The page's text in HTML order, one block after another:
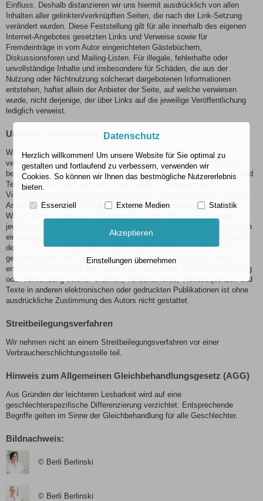
Einfluss. Deshalb distanzieren wir uns hiermit ausdrücklich von allen
Inhalten aller gelinkten/verknüpften Seiten, die nach der Link-Setzung
verändert wurden. Diese Feststellung gilt für alle innerhalb des eigenen
Internet-Angebotes gesetzten Links und Verweise sowie für
Fremdeinträge in vom Autor eingerichteten Gästebüchern,
Diskussionsforen und Mailing-Listen. Für illegale, fehlerhafte oder
unvollständige Inhalte und insbesondere für Schäden, die aus der
Nutzung oder Nichtnutzung solcherart dargebotenen Informationen
entstehen, haftet allein der Anbieter der Seite, auf welche verwiesen
wurde, nicht derjenige, der über Links auf die jeweilige Veröffentlichung
lediglich verweist.
Urheber- und Kennzeichenrecht
Wir sind bestrebt, in allen Publikationen die Urheberrechte der
verwendeten Grafiken, Tondokumente, Videosequenzen und Texte zu
beachten, selbst erstellte Grafiken, Tondokumente, Videosequenzen und
Texte zu nutzen oder auf lizenzfreie Grafiken, Tondokumente,
Videosequenzen und Texte zurückzugreifen. Alle innerhalb des Internet-
Angebotes genannten und ggf. durch Dritte geschützten Marken- und
Warenzeichen unterliegen uneingeschränkt den Bestimmungen des
jeweils gültigen Kennzeichenrechts und den Besitzrechten der jeweiligen
eingetragenen Eigentümer. Allein aufgrund der bloßen Nennung ist nicht
der Schluss zu ziehen, dass Markenzeichen nicht durch Rechte Dritter
geschützt sind! Das Copyright für veröffentlichte, vom Autor selbst
erstellte Objekte bleibt allein beim Autor der Seiten. Eine Vervielfältigung
oder Verwendung solcher Grafiken, Tondokumente, Videosequenzen und
Texte in anderen elektronischen oder gedruckten Publikationen ist ohne
ausdrückliche Zustimmung des Autors nicht gestattet.
Streitbeilegungsverfahren
Wir nehmen nicht an einem Streitbeilegungsverfahren vor einer
Verbraucherschlichtungsstelle teil.
Hinweis zum Allgemeinen Gleichbehandlungsgesetz (AGG)
Aus Gründen der leichteren Lesbarkeit wird auf eine
geschlechterspezifische Differenzierung verzichtet. Entsprechende
Begriffe gelten im Sinne der Gleichbehandlung für alle Geschlechter.
Bildnachweis:
© Berli Berlinski
© Berli Berlinski
Datenschutz
Herzlich willkommen! Um unsere Website für Sie optimal zu
gestalten und fortlaufend zu verbessern, verwenden wir
Cookies. So können wir Ihnen das bestmögliche Nutzererlebnis
bieten.
Essenziell Externe Medien Statistik
Akzeptieren
Einstellungen übernehmen